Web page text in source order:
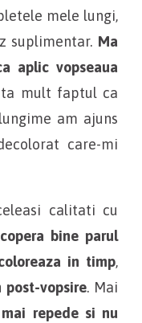
mele lungi,
suplimentar. Ma
aplic vopseaua
mult faptul ca
am ajuns
care-mi
calitati cu
bine parul
in timp,
post-vopsire. Mai
repede si nu